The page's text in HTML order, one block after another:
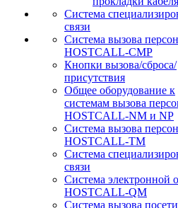
Система
связи
Cистема вызова
HOSTCALL-CMP
Кнопки вызова/сброса/
присутствия
Общее оборудование к
системам вызова
HOSTCALL-NM и NP
Система вызова
HOSTCALL-TM
Система
связи
Система электронной
HOSTCALL-QM
Cистема вызова